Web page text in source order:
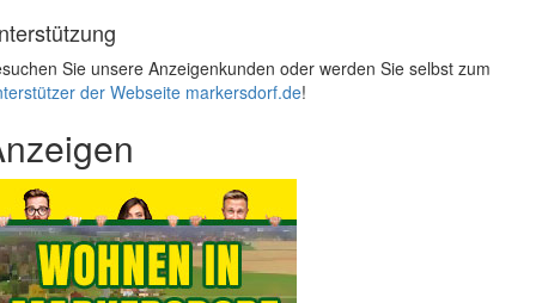
Sie unsere Anzeigenkunden oder werden Sie selbst zum
der Webseite markersdorf.de!